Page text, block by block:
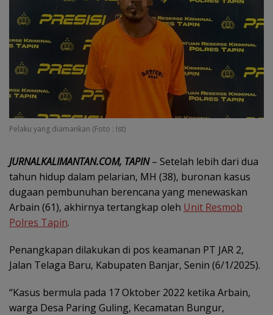
Pelaku yang diamankan (Foto : Ist)
JURNALKALIMANTAN.COM, TAPIN– Setelah lebih dari dua
tahun hidup dalam pelarian, MH (38), buronan kasus
dugaan pembunuhan berencana yang menewaskan
Arbain (61), akhirnya tertangkap oleh Unit Resmob
Polres Tapin.
Penangkapan dilakukan di pos keamanan PT JAR 2,
Jalan Telaga Baru, Kabupaten Banjar, Senin (6/1/2025).
“Kasus bermula pada 17 Oktober 2022 ketika Arbain,
warga Desa Paring Guling, Kecamatan Bungur,